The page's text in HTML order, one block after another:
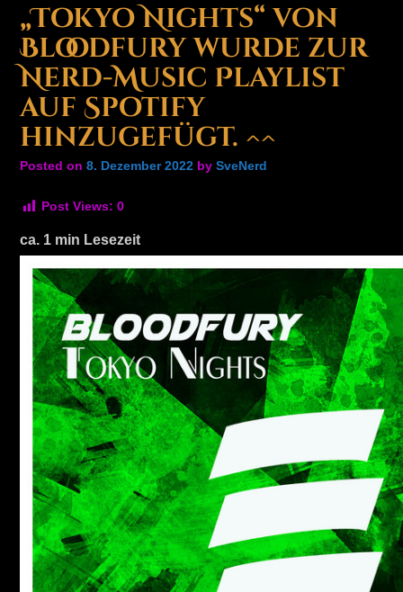
„Tokyo Nights“ von
Bloodfury wurde zur
Nerd-Music Playlist
auf Spotify
hinzugefügt. ^^
Posted on 8. Dezember 2022 by SveNerd
Post Views: 0
ca. 1 min Lesezeit